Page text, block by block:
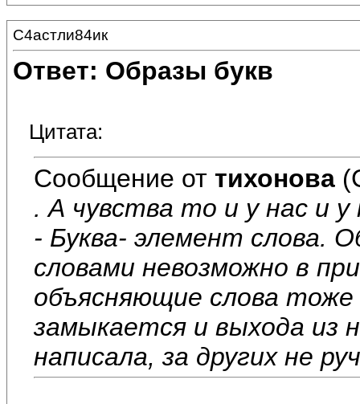
С4астли84ик
Ответ: Образы букв
Цитата:
Сообщение от тихонова
. А чувства то и у нас и
- Буква- элемент слова.
словами невозможно в
объясняющие слова тоже
замыкается и выхода из
написала, за других не